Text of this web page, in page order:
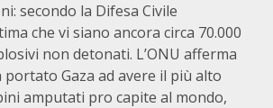
secondo la Difesa Civile
che vi siano ancora circa 70.000
non detonati. L’ONU afferma
Gaza ad avere il più alto
amputati pro capite al mondo,